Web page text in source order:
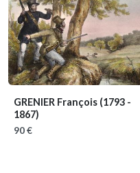
GRENIER François (1793 -
1867)
90 €